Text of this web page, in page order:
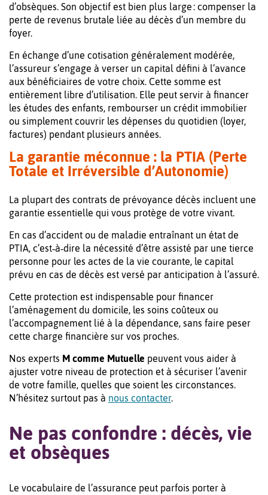
d’obsèques. Son objectif est bien plus large : compenser la
perte de revenus brutale liée au décès d’un membre du
foyer.
En échange d’une cotisation généralement modérée,
l’assureur s’engage à verser un capital défini à l’avance
aux bénéficiaires de votre choix. Cette somme est
entièrement libre d’utilisation. Elle peut servir à financer
les études des enfants, rembourser un crédit immobilier
ou simplement couvrir les dépenses du quotidien (loyer,
factures) pendant plusieurs années.
La garantie méconnue : la PTIA (Perte
Totale et Irréversible d’Autonomie)
La plupart des contrats de prévoyance décès incluent une
garantie essentielle qui vous protège de votre vivant.
En cas d’accident ou de maladie entraînant un état de
PTIA, c’est‑à‑dire la nécessité d’être assisté par une tierce
personne pour les actes de la vie courante, le capital
prévu en cas de décès est versé par anticipation à l’assuré.
Cette protection est indispensable pour financer
l’aménagement du domicile, les soins coûteux ou
l’accompagnement lié à la dépendance, sans faire peser
cette charge financière sur vos proches.
Nos experts M comme Mutuelle peuvent vous aider à
ajuster votre niveau de protection et à sécuriser l’avenir
de votre famille, quelles que soient les circonstances.
N’hésitez surtout pas à nous contacter.
Ne pas confondre : décès, vie
et obsèques
Le vocabulaire de l’assurance peut parfois porter à